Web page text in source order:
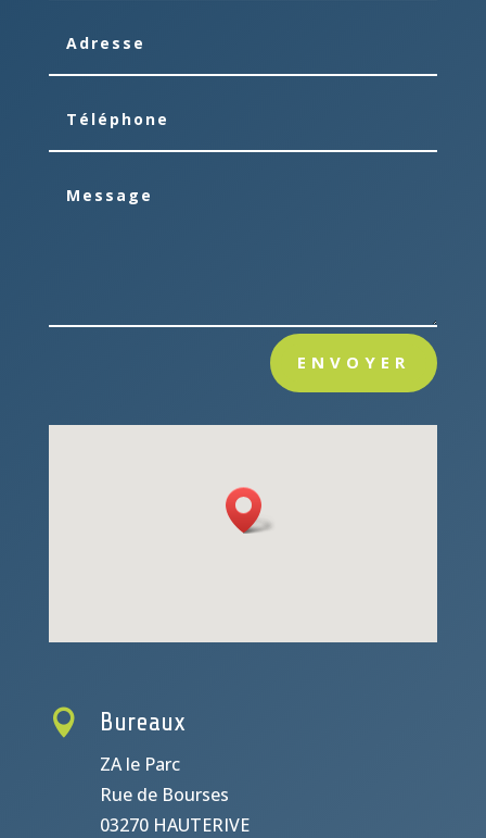
ENVOYER
 Bureaux
ZA le Parc
Rue de Bourses
03270 HAUTERIVE